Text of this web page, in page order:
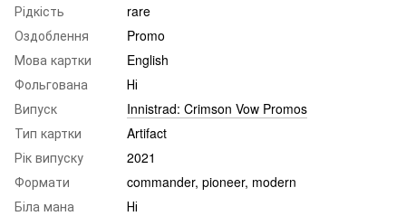
Рідкість
rare
Оздоблення
Promo
Мова картки
English
Фольгована
Ні
Випуск
Innistrad: Crimson Vow Promos
Тип картки
Artifact
Рік випуску
2021
Формати
commander, pioneer, modern
Біла мана
Ні